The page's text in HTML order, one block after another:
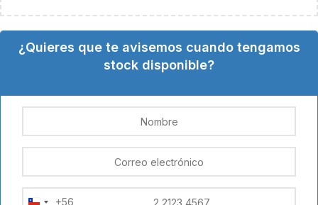
¿Quieres que te avisemos cuando tengamos
stock disponible?
+56